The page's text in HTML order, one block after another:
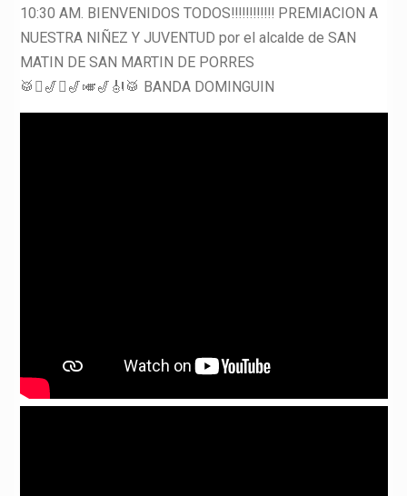
10:30 AM. BIENVENIDOS TODOS‼‼‼‼‼‼ PREMIACION A
NUESTRA NIÑEZ Y JUVENTUD por el alcalde de SAN
MATIN DE SAN MARTIN DE PORRES
🥁🪉🎷🪉🎷🎺🎷🎻🥁 BANDA DOMINGUIN